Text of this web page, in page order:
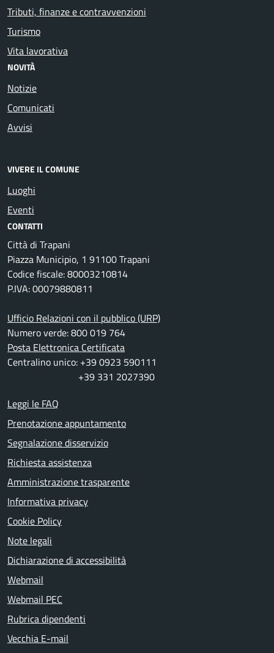
Tributi, finanze e contravvenzioni
Turismo
Vita lavorativa
NOVITÀ
Notizie
Comunicati
Avvisi
VIVERE IL COMUNE
Luoghi
Eventi
CONTATTI
Città di Trapani
Piazza Municipio, 1 91100 Trapani
Codice fiscale: 80003210814
P.IVA: 00079880811
Ufficio Relazioni con il pubblico (URP)
Numero verde: 800 019 764
Posta Elettronica Certificata
Centralino unico: +39 0923 590111
+39 331 2027390
Leggi le FAQ
Prenotazione appuntamento
Segnalazione disservizio
Richiesta assistenza
Amministrazione trasparente
Informativa privacy
Cookie Policy
Note legali
Dichiarazione di accessibilità
Webmail
Webmail PEC
Rubrica dipendenti
Vecchia E-mail